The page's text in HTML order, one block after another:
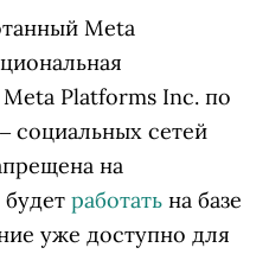
Meta
Platforms Inc. по
социальных сетей
на
будет работать на базе
уже доступно для